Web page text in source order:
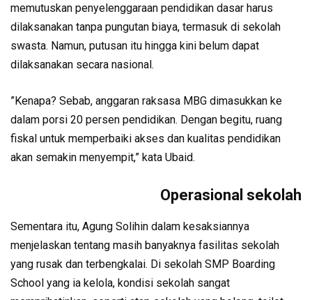
memutuskan penyelenggaraan pendidikan dasar harus
dilaksanakan tanpa pungutan biaya, termasuk di sekolah
swasta. Namun, putusan itu hingga kini belum dapat
dilaksanakan secara nasional.
”Kenapa? Sebab, anggaran raksasa MBG dimasukkan ke
dalam porsi 20 persen pendidikan. Dengan begitu, ruang
fiskal untuk memperbaiki akses dan kualitas pendidikan
akan semakin menyempit,” kata Ubaid.
Operasional sekolah
Sementara itu, Agung Solihin dalam kesaksiannya
menjelaskan tentang masih banyaknya fasilitas sekolah
yang rusak dan terbengkalai. Di sekolah SMP Boarding
School yang ia kelola, kondisi sekolah sangat